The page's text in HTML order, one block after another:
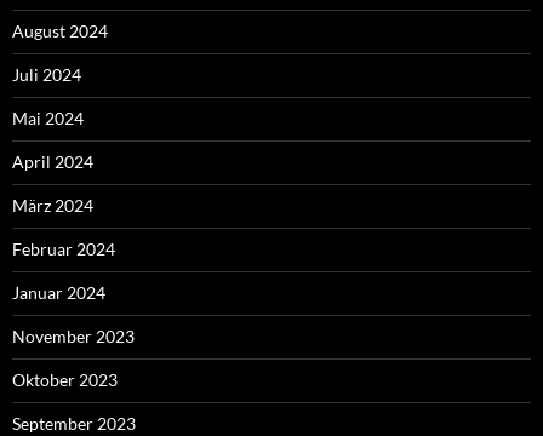
August 2024
Juli 2024
Mai 2024
April 2024
März 2024
Februar 2024
Januar 2024
November 2023
Oktober 2023
September 2023